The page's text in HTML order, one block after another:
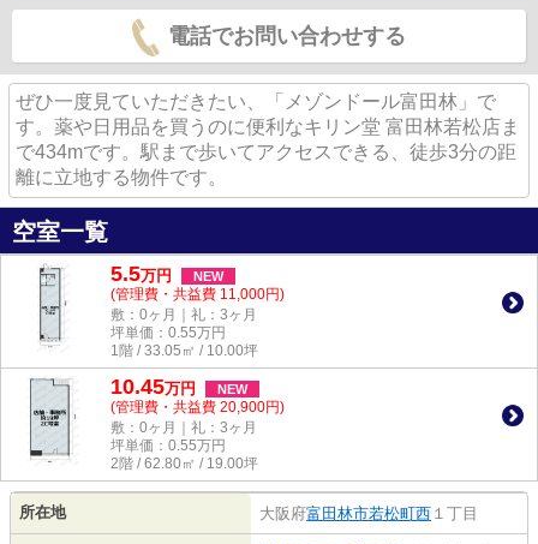
電話でお問い合わせする
ぜひ一度見ていただきたい、「メゾンドール富田林」で
す。薬や日用品を買うのに便利なキリン堂 富田林若松店ま
で434mです。駅まで歩いてアクセスできる、徒歩3分の距
離に立地する物件です。
空室一覧
5.5万円 NEW
(管理費・共益費 11,000円)
敷：0ヶ月｜礼：3ヶ月
坪単価： 0.55万円
1階 / 33.05㎡ / 10.00坪
10.45万円 NEW
(管理費・共益費 20,900円)
敷：0ヶ月｜礼：3ヶ月
坪単価： 0.55万円
2階 / 62.80㎡ / 19.00坪
所在地 大阪府富田林市若松町西 １丁目